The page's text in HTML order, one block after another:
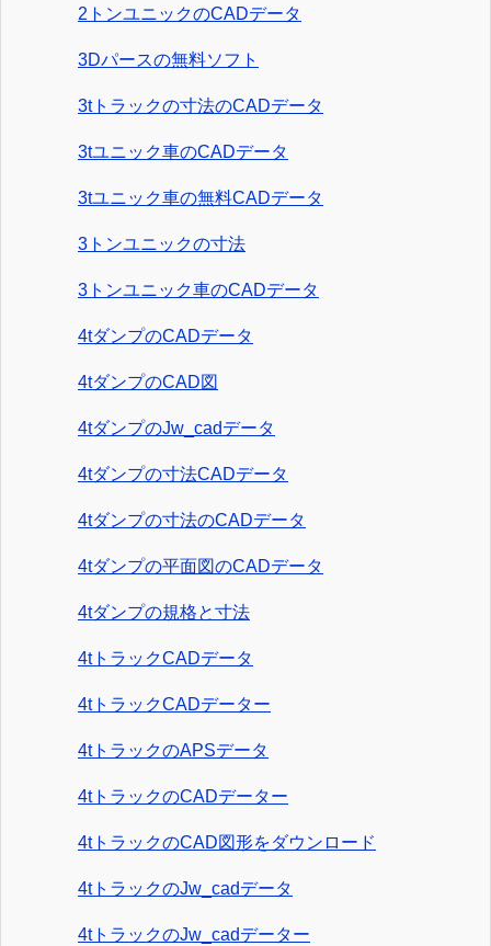
2トンユニックのCADデータ
3Dパースの無料ソフト
3tトラックの寸法のCADデータ
3tユニック車のCADデータ
3tユニック車の無料CADデータ
3トンユニックの寸法
3トンユニック車のCADデータ
4tダンプのCADデータ
4tダンプのCAD図
4tダンプのJw_cadデータ
4tダンプの寸法CADデータ
4tダンプの寸法のCADデータ
4tダンプの平面図のCADデータ
4tダンプの規格と寸法
4tトラックCADデータ
4tトラックCADデーター
4tトラックのAPSデータ
4tトラックのCADデーター
4tトラックのCAD図形をダウンロード
4tトラックのJw_cadデータ
4tトラックのJw_cadデーター